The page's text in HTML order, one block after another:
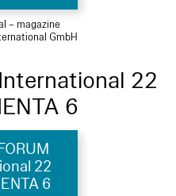
– magazine
GmbH
22
6
22
6